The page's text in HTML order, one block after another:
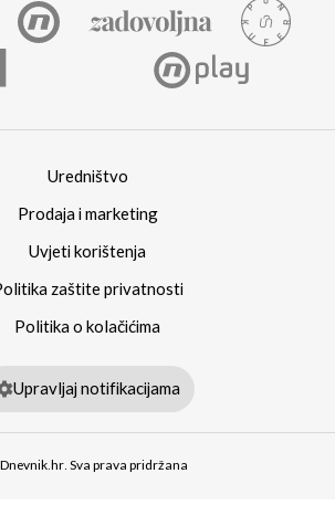
Uredništvo
Prodaja i marketing
Uvjeti korištenja
zaštite privatnosti
Politika o kolačićima
Upravljaj notifikacijama
Sva prava pridržana